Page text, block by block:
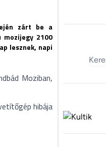
zárt be a
2100
lesznek, napi
Moziban,
hibája